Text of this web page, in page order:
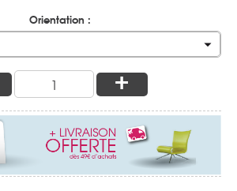
Orientation :
+